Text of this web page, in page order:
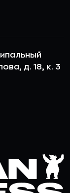
д. 18, к. 3